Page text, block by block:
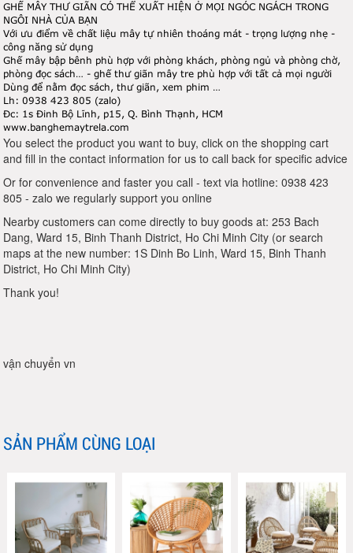
GHẾ MÂY THƯ GIÃN CÓ THỂ XUẤT HIỆN Ở MỌI NGÓC NGÁCH TRONG
NGÔI NHÀ CỦA BẠN
Với ưu điểm về chất liệu mây tự nhiên thoáng mát - trọng lượng nhẹ -
công năng sử dụng
Ghế mây bập bênh phù hợp với phòng khách, phòng ngủ và phòng chờ,
phòng đọc sách… - ghế thư giãn mây tre phù hợp với tất cả mọi người
Dùng để nằm đọc sách, thư giãn, xem phim …
Lh: 0938 423 805 (zalo)
Đc: 1s Đinh Bộ Lĩnh, p15, Q. Bình Thạnh, HCM
www.banghemaytrela.com
You select the product you want to buy, click on the shopping cart
and fill in the contact information for us to call back for specific advice
Or for convenience and faster you call - text via hotline: 0938 423
805 - zalo we regularly support you online
Nearby customers can come directly to buy goods at: 253 Bach
Dang, Ward 15, Binh Thanh District, Ho Chi Minh City (or search
maps at the new number: 1S Dinh Bo Linh, Ward 15, Binh Thanh
District, Ho Chi Minh City)
Thank you!
vận chuyển vn
SẢN PHẨM CÙNG LOẠI